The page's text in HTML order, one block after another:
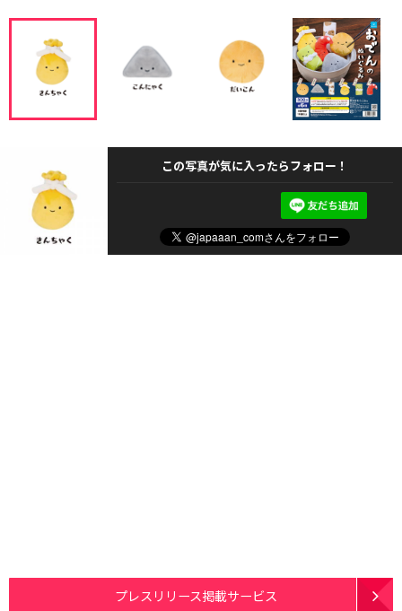
この写真が気に入ったらフォロー！
プレスリリース掲載サービス